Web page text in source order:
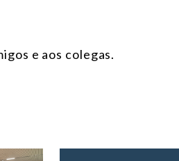
e aos colegas.